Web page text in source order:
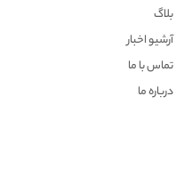
بلاگ
آرشیو اخبار
تماس با ما
درباره ما